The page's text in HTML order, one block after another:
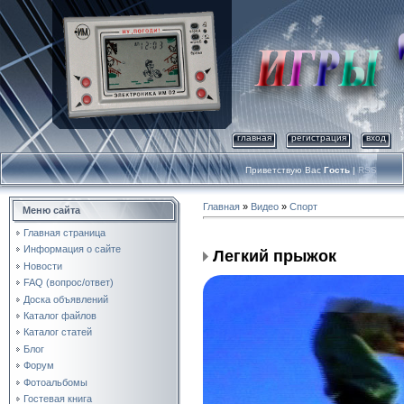
главная регистрация вход
Приветствую Вас Гость | RSS
Меню сайта
Главная страница
Информация о сайте
Новости
FAQ (вопрос/ответ)
Доска объявлений
Каталог файлов
Каталог статей
Блог
Форум
Фотоальбомы
Гостевая книга
Главная » Видео » Спорт
Легкий прыжок